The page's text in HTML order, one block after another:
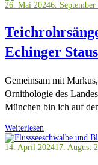
26. Mai 20246. September
Echinger
Gemeinsam mit
Ornithologie des
München bin ich auf
Weiterlesen
14. April 202417. August